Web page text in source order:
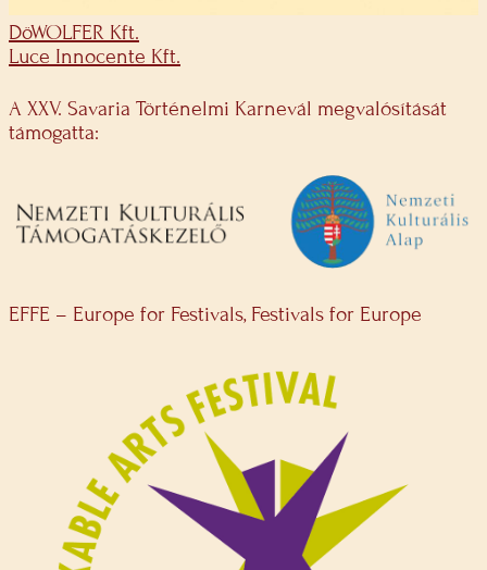
DöWOLFER Kft.
Luce Innocente Kft.
A XXV. Savaria Történelmi Karnevál megvalósítását
támogatta:
EFFE – Europe for Festivals, Festivals for Europe